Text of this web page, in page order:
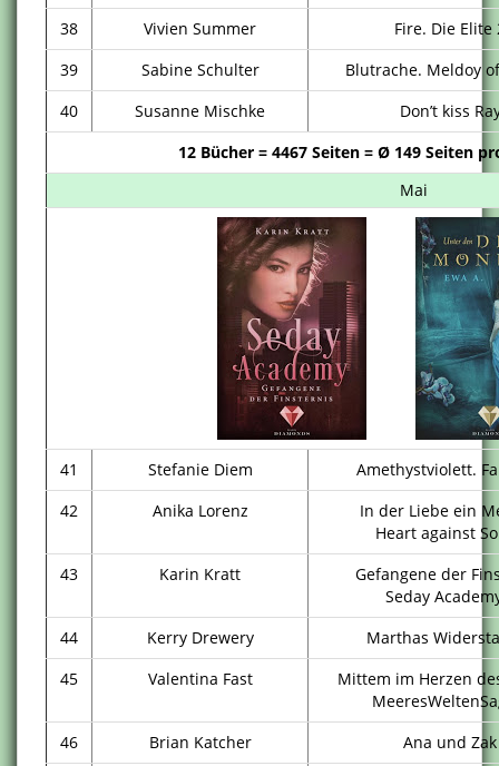
38 Vivien Summer
Fire. Die Elite
39
Sabine Schulter
Blutrache. Meldoy
40
Susanne Mischke
Don’t kiss
12 Bücher = 4467 Seiten = Ø 149 Seiten
Mai
41 Stefanie Diem
Amethystviolett.
42
Anika Lorenz
In der Liebe ein
Heart against
43
Karin Kratt
Gefangene der
Seday
44
Kerry Drewery
Marthas
45
Valentina Fast
Mittem im Herzen
46
Brian Katcher
Ana und Zak